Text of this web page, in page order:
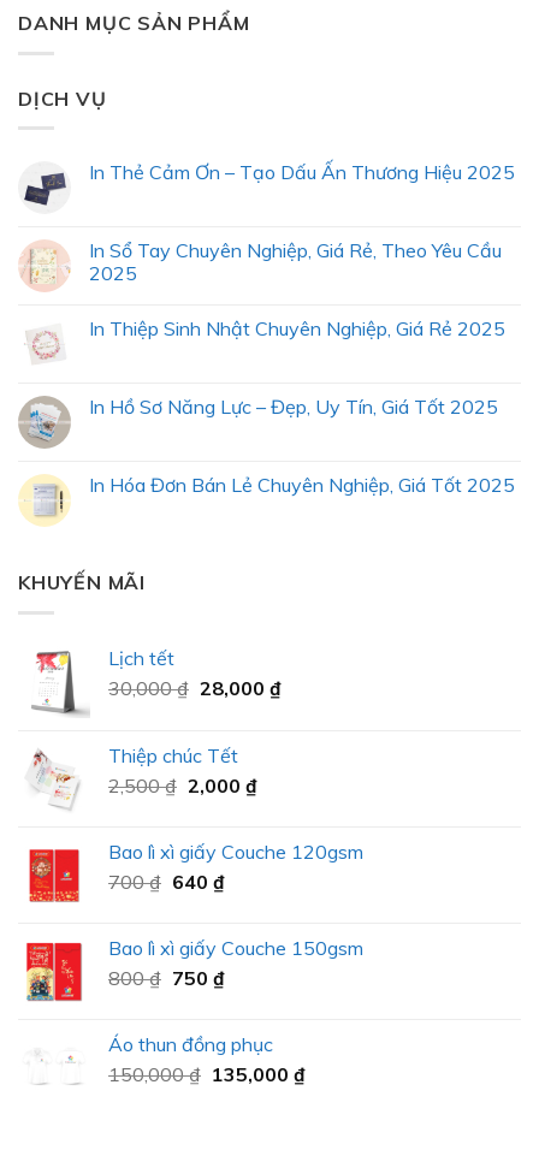
DANH MỤC SẢN PHẨM
DỊCH VỤ
In Thẻ Cảm Ơn – Tạo Dấu Ấn Thương Hiệu 2025
In Sổ Tay Chuyên Nghiệp, Giá Rẻ, Theo Yêu Cầu
2025
In Thiệp Sinh Nhật Chuyên Nghiệp, Giá Rẻ 2025
In Hồ Sơ Năng Lực – Đẹp, Uy Tín, Giá Tốt 2025
In Hóa Đơn Bán Lẻ Chuyên Nghiệp, Giá Tốt 2025
KHUYẾN MÃI
Lịch tết
30,000₫ 28,000 ₫
Thiệp chúc Tết
2,500₫ 2,000 ₫
Bao lì xì giấy Couche 120gsm
700₫ 640 ₫
Bao lì xì giấy Couche 150gsm
800₫ 750 ₫
Áo thun đồng phục
150,000₫ 135,000 ₫